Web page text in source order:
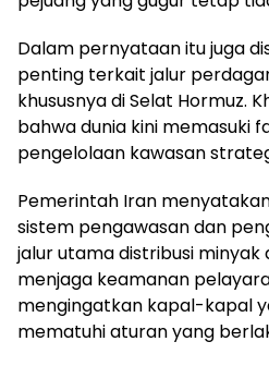
Dalam pernyataan itu juga
penting terkait jalur
khususnya di Selat Hormuz.
bahwa dunia kini memasuki
pengelolaan kawasan
Pemerintah Iran
sistem pengawasan dan
jalur utama distribusi minyak
menjaga keamanan
mengingatkan kapal-kapal
mematuhi aturan yang